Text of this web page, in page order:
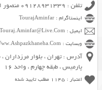
تلفن : 09128931339 منصور امین فر
اینستاگرام : TourajAminfar
ایمیل : Touraj.Aminfar@Live.Com
وبسایت : Www.Ashpazkhaneha.Com
پارمیس ، طبقه چهارم ، واحد 16
اعتبار : 1145 مطلب تایید شده